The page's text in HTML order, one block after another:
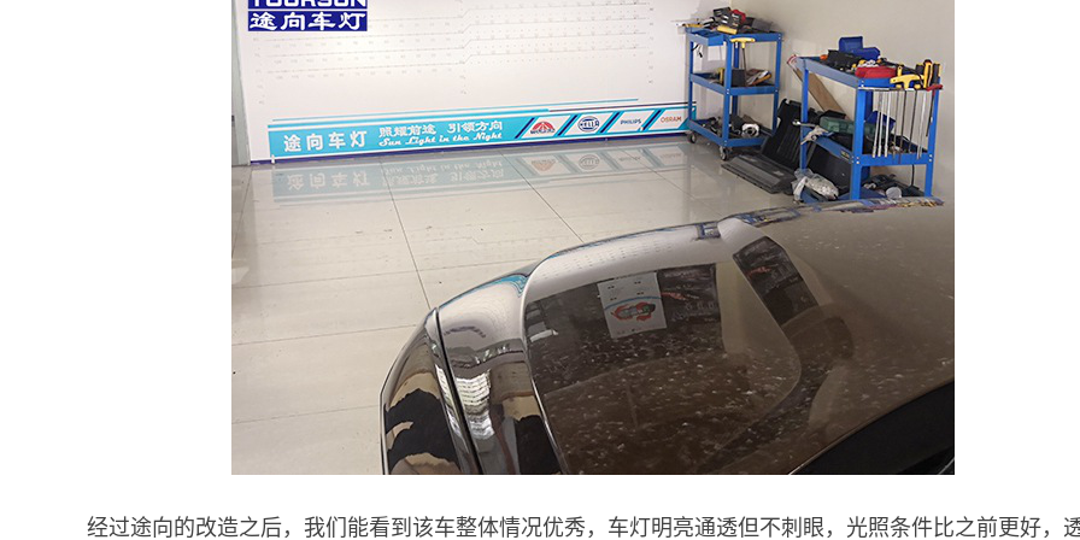
经过途向的改造之后，我们能看到该车整体情况优秀，车灯明亮通透但不刺眼，光照条件比之前更好，